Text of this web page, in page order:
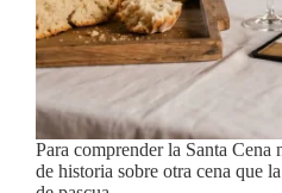
Para comprender la Santa Cena
de historia sobre otra cena que